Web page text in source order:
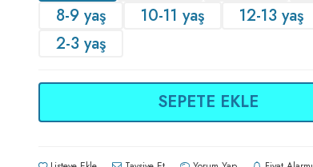
8-9 yaş
10-11 yaş
12-13 yaş
2-3 yaş
SEPETE EKLE